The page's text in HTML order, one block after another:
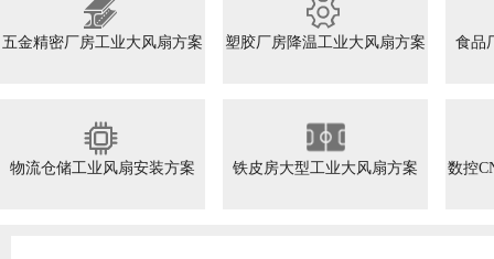
五金精密厂房工业大风扇方案 塑胶厂房降温工业大风扇方案 食品
物流仓储工业风扇安装方案 铁皮房大型工业大风扇方案 数控